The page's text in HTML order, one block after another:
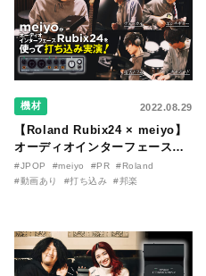
機材 2022.08.29
【Roland Rubix24 × meiyo】
オーディオインターフェースを
使った打ち込み実演の機材詳細
＆撮影秘話を語るスペシャルイ
#JPOP #meiyo #PR
#Roland
#動画あり
#打ち込み #邦楽